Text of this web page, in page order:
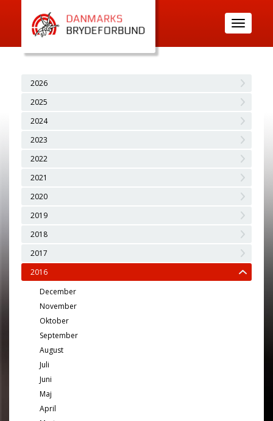
Toggle
navigation
2026
2025
2024
2023
2022
2021
2020
2019
2018
2017
2016
December
November
Oktober
September
August
Juli
Juni
Maj
April